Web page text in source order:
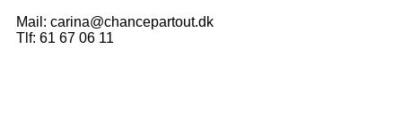
Mail: carina@chancepartout.dk
Tlf: 61 67 06 11